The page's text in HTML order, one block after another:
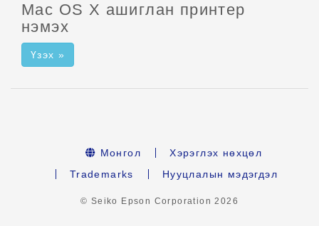
Mac OS X ашиглан принтер
нэмэх
Үзэх »
Монгол
Хэрэглэх нөхцөл
Trademarks
Нууцлалын мэдэгдэл
© Seiko Epson Corporation2026